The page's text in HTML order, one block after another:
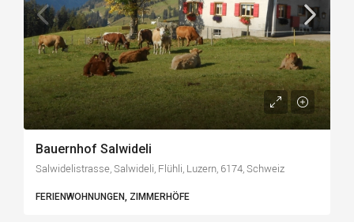
Bauernhof Salwideli
Salwidelistrasse, Salwideli, Flühli, Luzern, 6174, Schweiz
FERIENWOHNUNGEN, ZIMMERHÖFE